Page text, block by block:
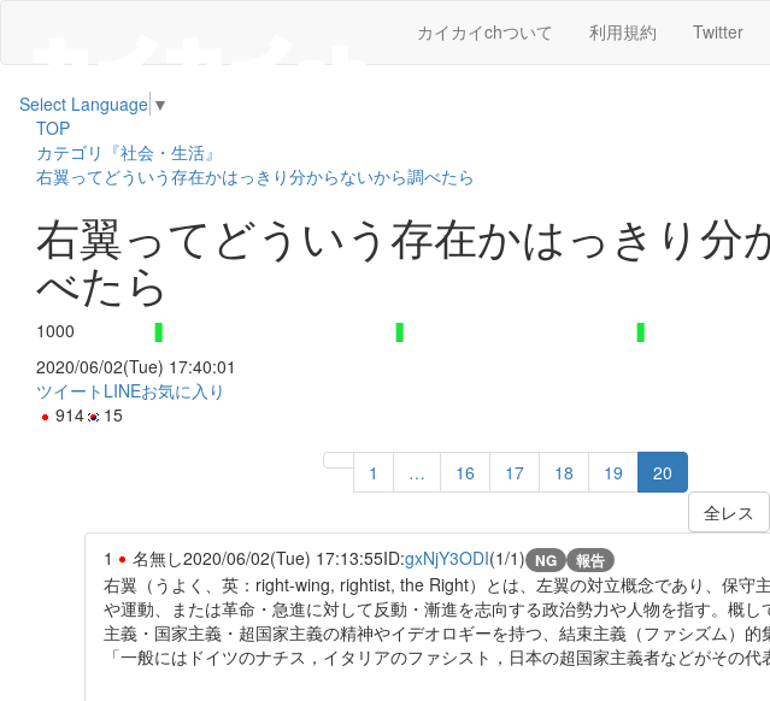
カイカイchついて 利用規約 Twitter
Select Language ▼
TOP
カテゴリ『社会・生活』
右翼ってどういう存在かはっきり分からないから調べたら
右翼ってどういう存在かはっきり分
べたら
1000
2020/06/02(Tue) 17:40:01
ツイート LINEお気に入り
914
15
1 … 16 17 18 19
20
全レス
1
名無し2020/06/02(Tue) 17:13:55ID:gxNjY3ODI(1/1) NG 報告
右翼（うよく、英：right-wing, rightist, the Right）とは、左翼の対立概念であり、保守
や運動、または革命・急進に対して反動・漸進を志向する政治勢力や人物を指す。概
主義・国家主義・超国家主義の精神やイデオロギーを持つ、結束主義（ファシズム）的
「一般にはドイツのナチス，イタリアのファシスト，日本の超国家主義者などがその代